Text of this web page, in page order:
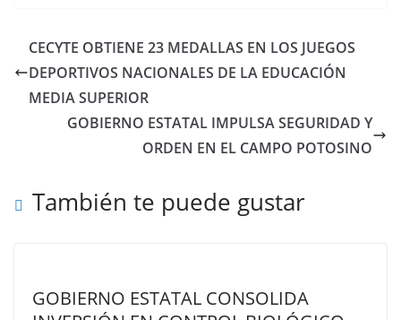
CECYTE OBTIENE 23 MEDALLAS EN LOS JUEGOS
DEPORTIVOS NACIONALES DE LA EDUCACIÓN
MEDIA SUPERIOR
GOBIERNO ESTATAL IMPULSA SEGURIDAD Y
ORDEN EN EL CAMPO POTOSINO
También te puede gustar
GOBIERNO ESTATAL CONSOLIDA